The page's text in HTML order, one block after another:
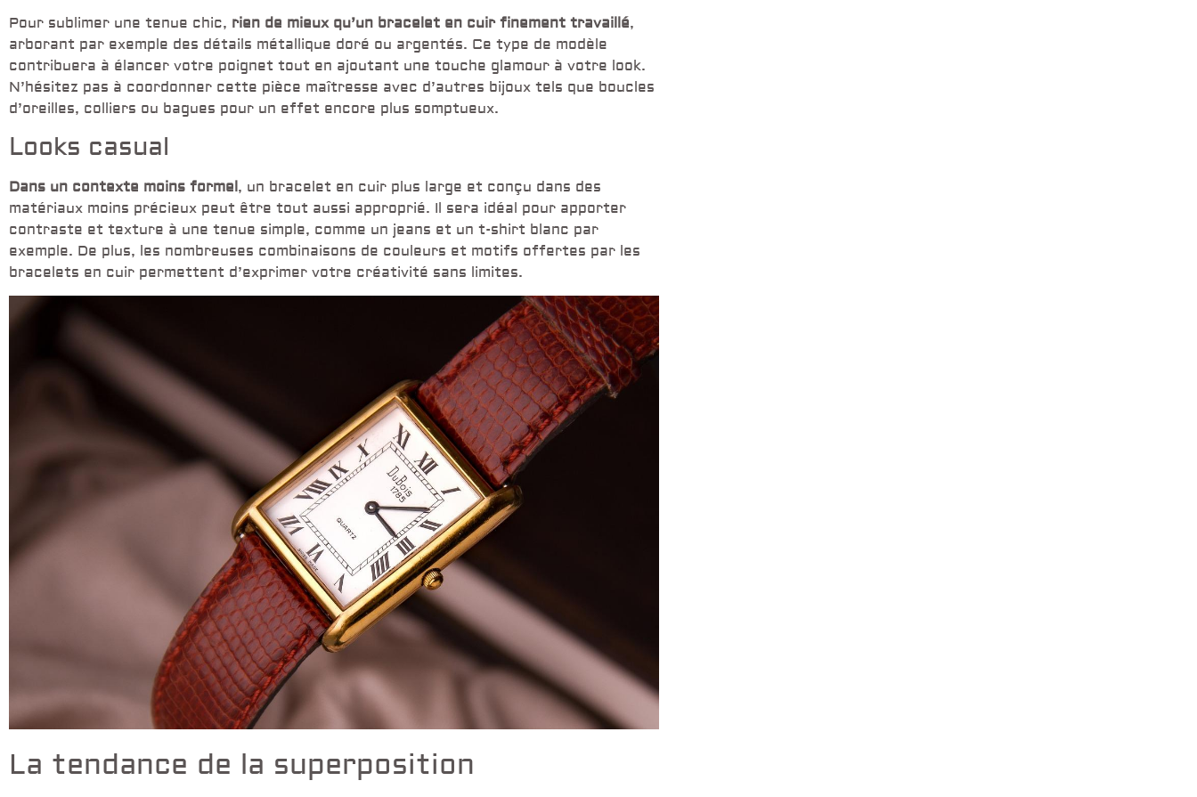
Pour sublimer une tenue chic, rien de mieux qu’un bracelet en cuir finement travaillé,
arborant par exemple des détails métallique doré ou argentés. Ce type de modèle
contribuera à élancer votre poignet tout en ajoutant une touche glamour à votre look.
N’hésitez pas à coordonner cette pièce maîtresse avec d’autres bijoux tels que boucles
d’oreilles, colliers ou bagues pour un effet encore plus somptueux.
Looks casual
Dans un contexte moins formel, un bracelet en cuir plus large et conçu dans des
matériaux moins précieux peut être tout aussi approprié. Il sera idéal pour apporter
contraste et texture à une tenue simple, comme un jeans et un t-shirt blanc par
exemple. De plus, les nombreuses combinaisons de couleurs et motifs offertes par les
bracelets en cuir permettent d’exprimer votre créativité sans limites.
La tendance de la superposition